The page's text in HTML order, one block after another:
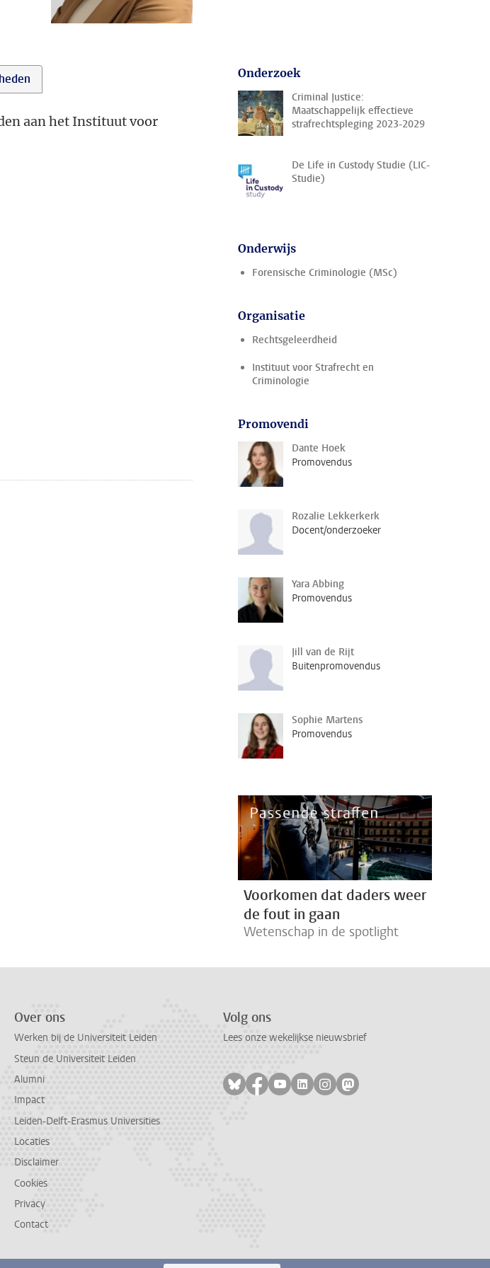
aan het Instituut voor
Onderzoek
Criminal Justice:
Maatschappelijk effectieve
strafrechtspleging 2023-2029
De Life in Custody Studie (LIC-
Studie)
Onderwijs
Forensische Criminologie (MSc)
Organisatie
Rechtsgeleerdheid
Instituut voor Strafrecht en
Criminologie
Promovendi
Dante Hoek
Promovendus
Rozalie Lekkerkerk
Docent/onderzoeker
Yara Abbing
Promovendus
Jill van de Rijt
Buitenpromovendus
Sophie Martens
Promovendus
Voorkomen dat daders weer
de fout in gaan
Wetenschap in de spotlight
Over ons
Werken bij de Universiteit Leiden
Steun de Universiteit Leiden
Alumni
Impact
Leiden-Delft-Erasmus Universities
Locaties
Disclaimer
Cookies
Privacy
Contact
Volg ons
Lees onze wekelijkse nieuwsbrief
Volg ons op bluesky
Volg ons op facebook
Volg ons op youtube
Volg ons op linkedin
Volg ons op instagram
Volg ons op mastodon